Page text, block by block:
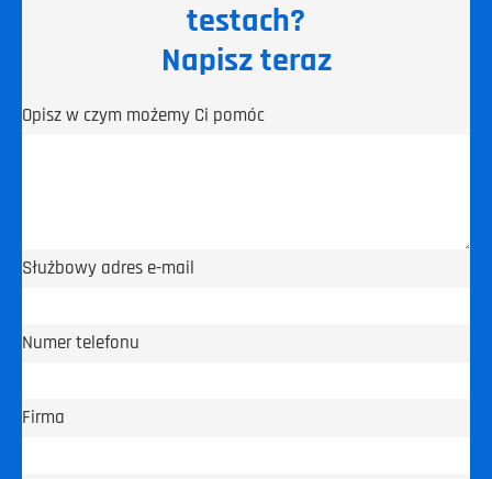
testach?
Napisz teraz
Opisz w czym możemy Ci pomóc
Służbowy adres e-mail
Numer telefonu
Firma